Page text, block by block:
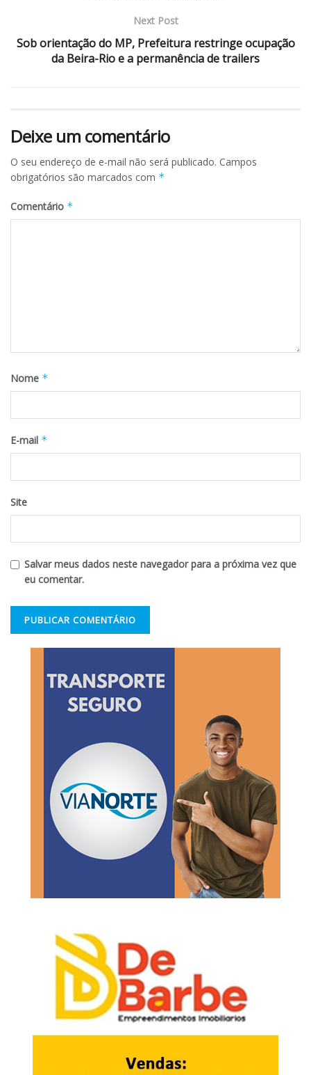
Next Post
Sob orientação do MP, Prefeitura restringe ocupação
da Beira-Rio e a permanência de trailers
Deixe um comentário
O seu endereço de e-mail não será publicado. Campos
obrigatórios são marcados com *
Comentário *
Nome *
E-mail *
Site
Salvar meus dados neste navegador para a próxima vez que
eu comentar.